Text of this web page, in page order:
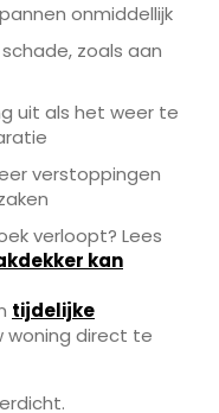
onmiddellijk
zoals aan
uit als het weer te
verstoppingen
verloopt? Lees
kan
tijdelijke
woning direct te